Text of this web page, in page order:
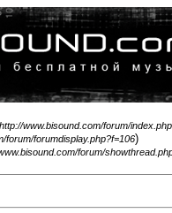
http://www.bisound.com/forum/index.php
forum/forumdisplay.php?f=106)
forum/